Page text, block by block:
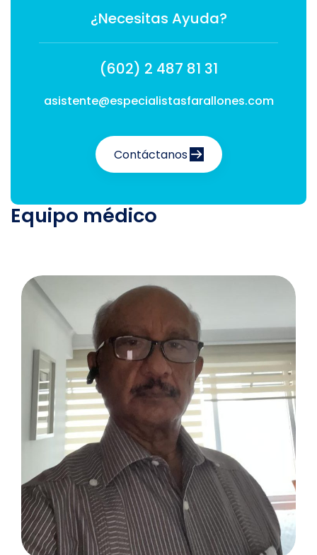
¿Necesitas Ayuda?
(602) 2 487 81 31
asistente@especialistasfarallones.com
Contáctanos
Equipo médico